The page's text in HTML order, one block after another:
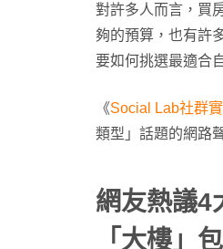
對許多人而言，買
夠的預算，也有許
要如何挑選最適合
《Social Lab社群
類型」話題的網路
網友熱議4
「大樓」